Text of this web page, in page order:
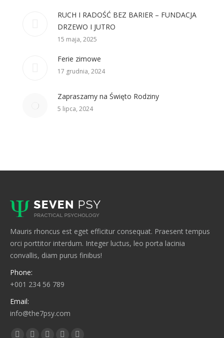
RUCH I RADOŚĆ BEZ BARIER – FUNDACJA
DRZEWO I JUTRO
15 maja, 2025
Ferie zimowe
17 grudnia, 2024
Zapraszamy na Święto Rodziny
5 lipca, 2024
Mauris rhoncus est eget efficitur consequat. Praesent tempus
orci porttitor interdum. Integer luctus, leo porta lacinia
convallis, diam purus finibus!
Phone:
+001 234 56 789
Email:
info@the7psy.com
Find us on: